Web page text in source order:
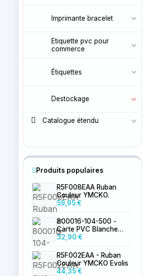
Imprimante bracelet
Etiquette pvc pour
commerce
Étiquettes
Destockage
Catalogue étendu
Produits populaires
R5F008EAA Ruban
Couleur YMCKO.
59,95 €
800016-104-500 -
Carte PVC Blanche
0.76mm par 500
32,90 €
R5F002EAA - Ruban
Couleur YMCKO Evolis
44,35 €